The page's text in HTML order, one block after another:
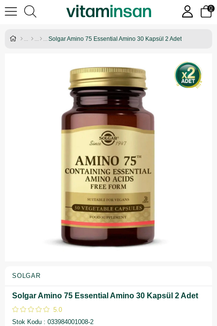
0
Solgar Amino 75 Essential Amino 30 Kapsül 2 Adet
SOLGAR
Solgar Amino 75 Essential Amino 30 Kapsül 2 Adet
5.0
Stok Kodu
033984001008-2